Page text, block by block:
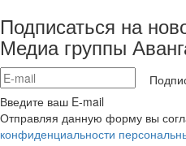
Подписаться на
Медиа группы
Введите ваш E-mail
Отправляя данную форму вы
конфиденциальности